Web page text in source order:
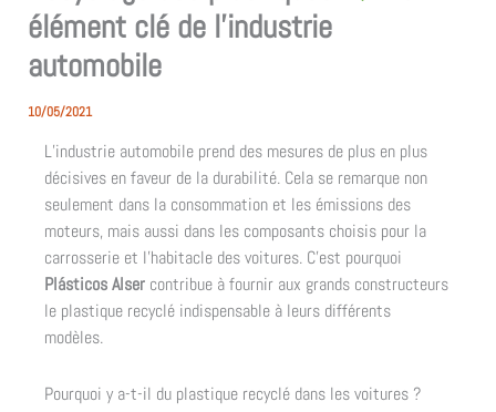
élément clé de l’industrie
automobile
10/05/2021
L’industrie automobile prend des mesures de plus en plus
décisives en faveur de la durabilité. Cela se remarque non
seulement dans la consommation et les émissions des
moteurs, mais aussi dans les composants choisis pour la
carrosserie et l’habitacle des voitures. C’est pourquoi
Plásticos Alser contribue à fournir aux grands constructeurs
le plastique recyclé indispensable à leurs différents
modèles.
Pourquoi y a-t-il du plastique recyclé dans les voitures ?